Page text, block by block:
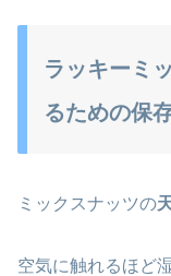
ラッキーミ
るための保
ミックスナッツの
空気に触れるほど